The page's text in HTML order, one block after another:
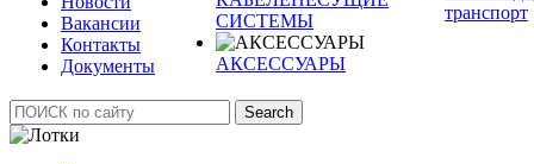
Вакансии
Контакты
Документы
СИСТЕМЫ
АКСЕССУАРЫ
транспорт
Search